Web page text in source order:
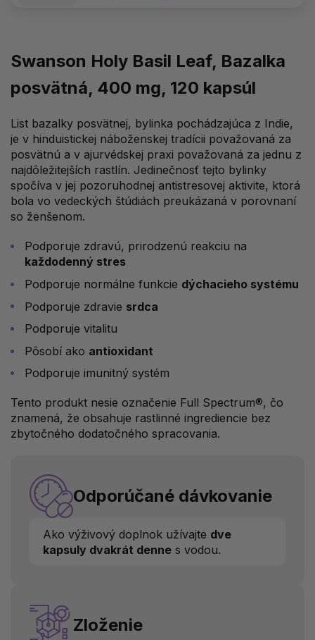
Swanson Holy Basil Leaf, Bazalka
posvätná, 400 mg, 120 kapsúl
List bazalky posvätnej, bylinka pochádzajúca z Indie,
je v hinduistickej náboženskej tradícii považovaná za
posvätnú a v ajurvédskej praxi považovaná za jednu z
najdôležitejších rastlín. Jedinečnosť tejto bylinky
spočíva v jej pozoruhodnej antistresovej aktivite, ktorá
bola vo vedeckých štúdiách preukázaná v porovnaní
so ženšenom.
Podporuje zdravú, prirodzenú reakciu na
každodenný stres
Podporuje normálne funkcie dýchacieho systému
Podporuje zdravie srdca
Podporuje vitalitu
Pôsobí ako antioxidant
Podporuje imunitný systém
Tento produkt nesie označenie Full Spectrum®, čo
znamená, že obsahuje rastlinné ingrediencie bez
zbytočného dodatočného spracovania.
Odporúčané dávkovanie
Ako výživový doplnok užívajte dve
kapsuly dvakrát denne s vodou.
Zloženie